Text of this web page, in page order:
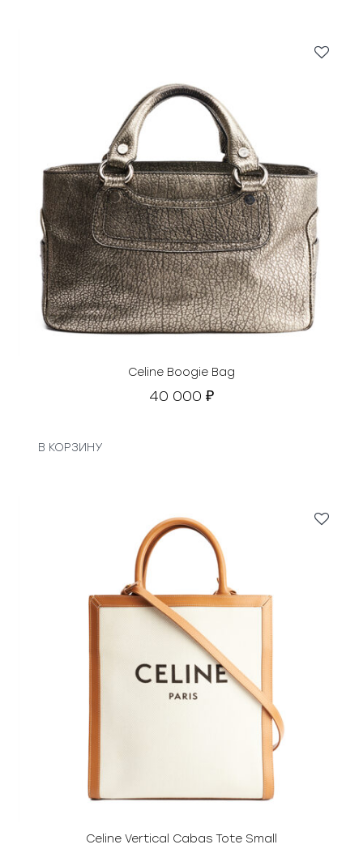
Celine Boogie Bag
40 000 ₽
В КОРЗИНУ
Celine Vertical Cabas Tote Small